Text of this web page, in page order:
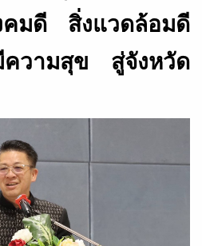
คมดี สิ่งแวดล้อมดี
วามสุข สู่จังหวัด